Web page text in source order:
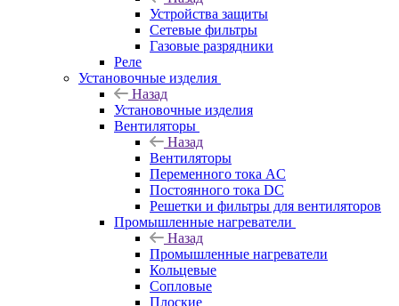
Устройства защиты
Сетевые фильтры
Газовые разрядники
Реле
Установочные изделия
Назад
Установочные изделия
Вентиляторы
Назад
Вентиляторы
Переменного тока AC
Постоянного тока DC
Решетки и фильтры для вентиляторов
Промышленные нагреватели
Назад
Промышленные нагреватели
Кольцевые
Сопловые
Плоские